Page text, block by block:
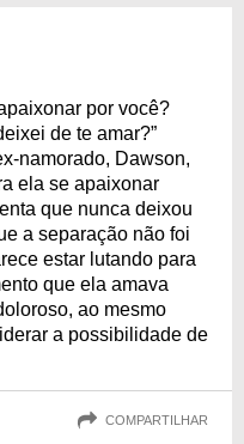
por você?
de te amar?”
namorado, Dawson,
ela se apaixonar
que nunca deixou
a separação não foi
estar lutando para
que ela amava
ao mesmo
a possibilidade de
COMPARTILHAR